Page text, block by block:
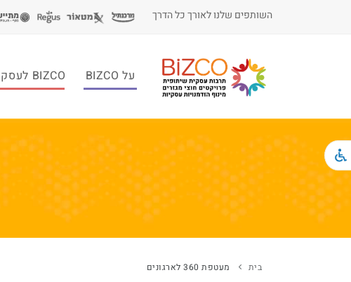
השותפים שלנו לאורך כל הדרך
על BIZCO BIZCO לעסקים
בית מעטפת 360 לארגונים